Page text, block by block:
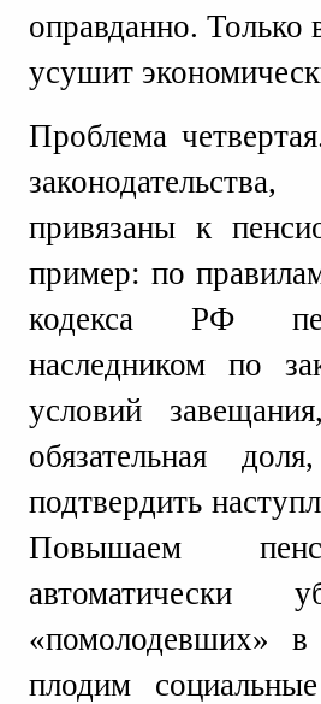
оправданно. Только
усушит
Проблема
привязаны к
пример: по
кодекса РФ
наследником по
условий
обязательная
подтвердить
Повышаем
автоматически
«помолодевших»
плодим